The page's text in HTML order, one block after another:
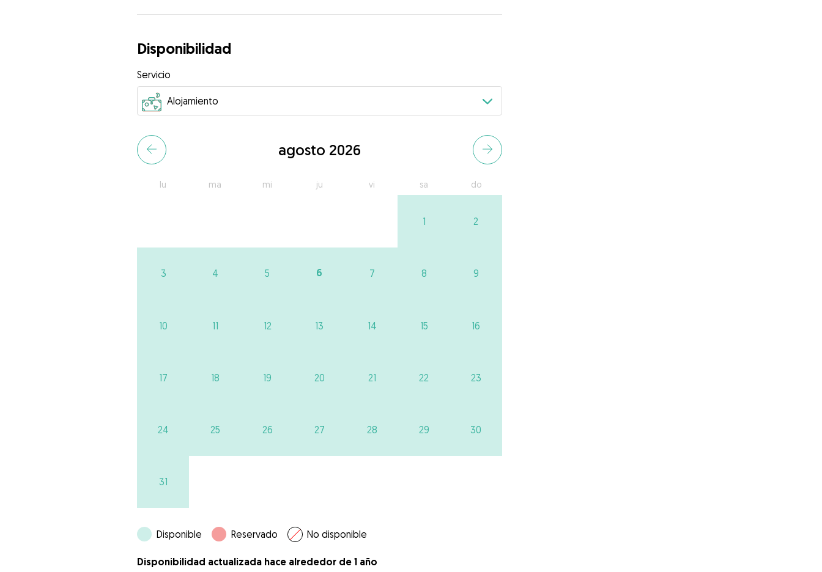
Disponibilidad
Servicio
agosto 2026
lu ma mi ju vi sa do
1 2
3 4 5 6 7 8 9
10 11 12 13 14 15 16
17 18 19 20 21 22 23
24 25 26 27 28 29 30
31
Disponible Reservado No disponible
Disponibilidad actualizada hace alrededor de 1 año